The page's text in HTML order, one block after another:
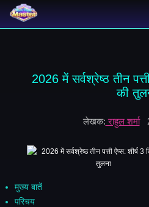
2026 में सर्वश्रेष्ठ तीन
की
लेखक: राहुल शर्मा
मुख्य बातें
परिचय